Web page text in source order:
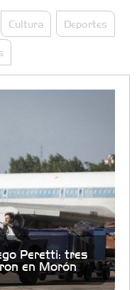
Cultura Deportes
Peretti: tres
en Morón